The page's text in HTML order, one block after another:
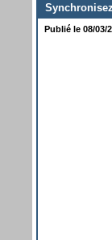
Publié le 08/03/